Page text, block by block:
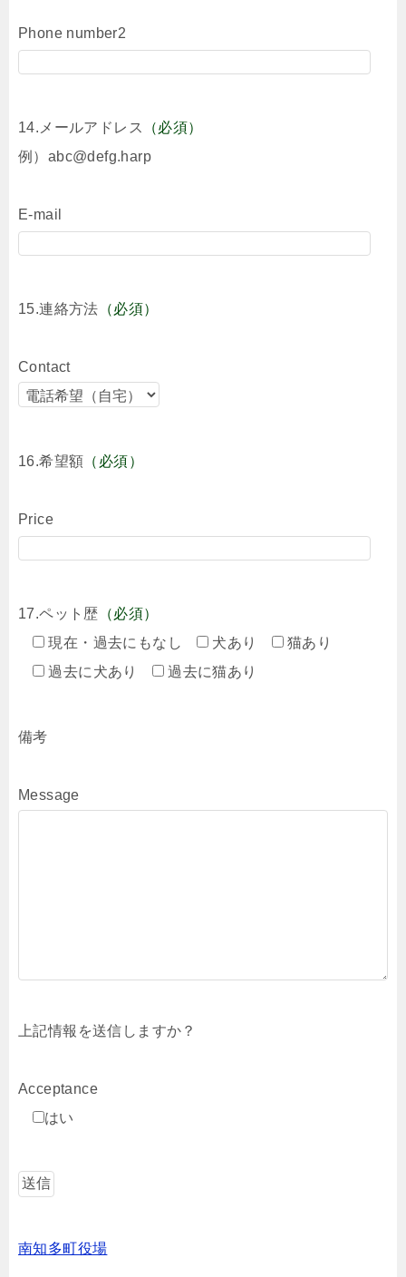
Phone number2
14.メールアドレス
（必須）
例）abc@defg.harp
E-mail
15.連絡方法 （必須）
Contact
16.希望額 （必須）
Price
17.ペット歴 （必須）
現在・過去にもなし
犬あり
猫あり
過去に犬あり
過去に猫あり
備考
Message
上記情報を送信しますか？
Acceptance
はい
南知多町役場